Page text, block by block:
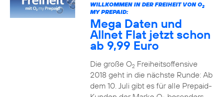
WILLKOMMEN IN DER FREIHEIT VON O2
MY PREPAID:
Mega Daten und
Allnet Flat jetzt schon
ab 9,99 Euro
Die große O2Freiheitsoffensive
2018 geht in die nächste Runde: Ab
dem 10. Juli gibt es für alle Prepaid-